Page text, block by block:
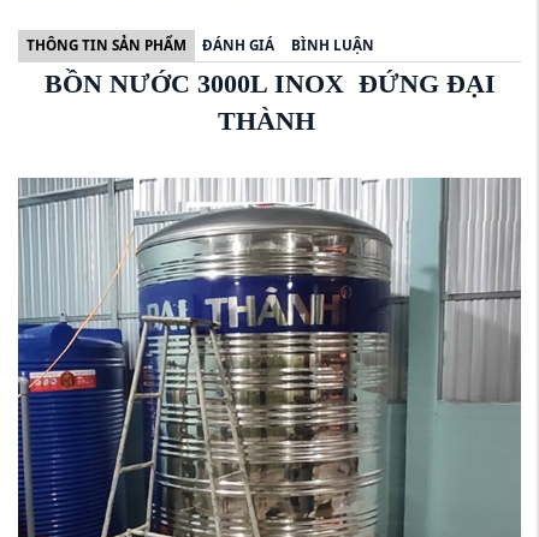
THÔNG TIN SẢN PHẨM ĐÁNH GIÁ BÌNH LUẬN
BỒN NƯỚC 3000L INOX ĐỨNG ĐẠI
THÀNH